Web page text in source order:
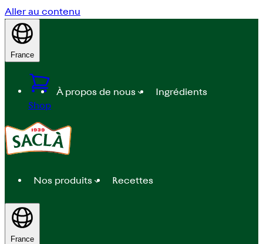
Aller au contenu
France
Shop
À propos de nous Ingrédients
Nos produits Recettes
France